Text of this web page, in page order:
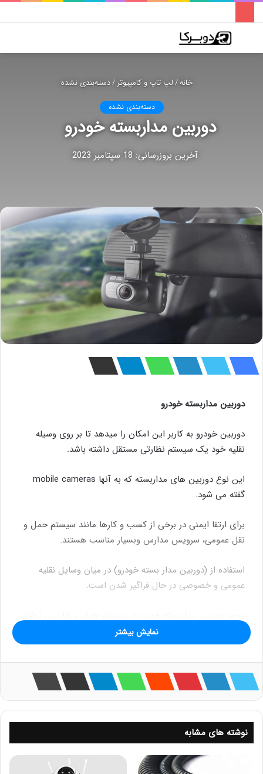
پوسته
فهرست
خانه/لپ تاپ و کامپیوتر/دسته‌بندی نشده
دسته‌بندی نشده
دوربین مداربسته خودرو
آخرین بروزرسانی: 18 سپتامبر 2023
دوربین مداربسته خودرو
دوربین خودرو به کاربر این امکان را میدهد تا بر روی وسیله
نقلیه خود یک سیستم نظارتی مستقل داشته باشد.
این نوع دوربین های مداربسته که به آنها mobile cameras
گفته می شود.
برای ارتقا ایمنی در برخی از کسب و کارها مانند سیستم حمل و
نقل عمومی، سرویس مدارس وبسیار مناسب هستند.
استفاده از (دوربین مدار بسته خودرو) در میان وسایل نقلیه
عمومی و خصوصی در حال فراگیر شدن است.
امنیت آنها و مسافران را تا حدزیادی تامین کند.
سازمانهای مختلف که دارای ناوگان حمل و نقل میباشند.
اعم ازپلیس، اتوبوس رانی،خودروهای حمل پول باسامانه ی
نظارت خودرویی توانسته اند کنترل متمرکزی داشته باشند.
دوربین مداربسته خودرو یک محصول تخصصی میباشد و کاملا
با دوربین های خانگی متفاوت است.
نمایش بیشتر
نوشته های مشابه